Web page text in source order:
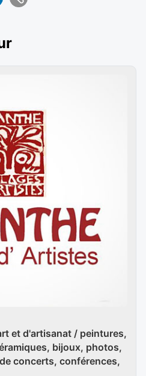
et d'artisanat / peintures,
bijoux, photos,
concerts, conférences,